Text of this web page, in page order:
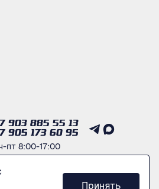
903 885 55 13
905 173 60 95
пт 8:00-17:00
Получить консультацию
Принять